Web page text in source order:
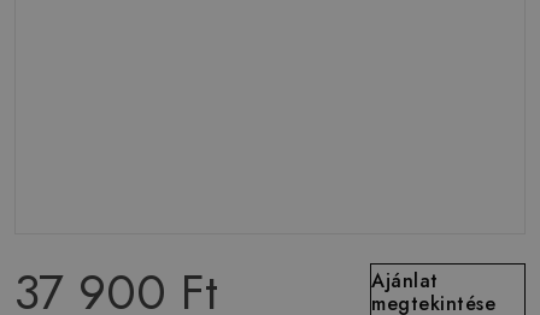
37 900 Ft
Ajánlat
megtekintése